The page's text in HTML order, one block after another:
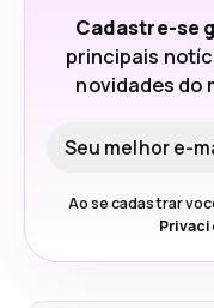
Cadastre-se
principais
novidades do
Seu e-mail
Ao se cadastrar